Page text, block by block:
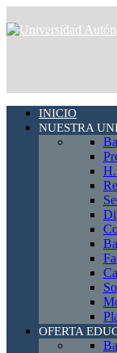
INICIO
NUESTRA
OFERTA